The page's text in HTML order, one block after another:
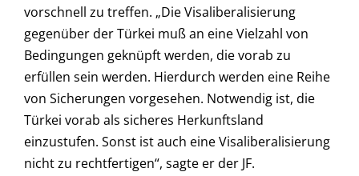
vorschnell zu treffen. „Die Visaliberalisierung
gegenüber der Türkei muß an eine Vielzahl von
Bedingungen geknüpft werden, die vorab zu
erfüllen sein werden. Hierdurch werden eine Reihe
von Sicherungen vorgesehen. Notwendig ist, die
Türkei vorab als sicheres Herkunftsland
einzustufen. Sonst ist auch eine Visaliberalisierung
nicht zu rechtfertigen“, sagte er der JF.